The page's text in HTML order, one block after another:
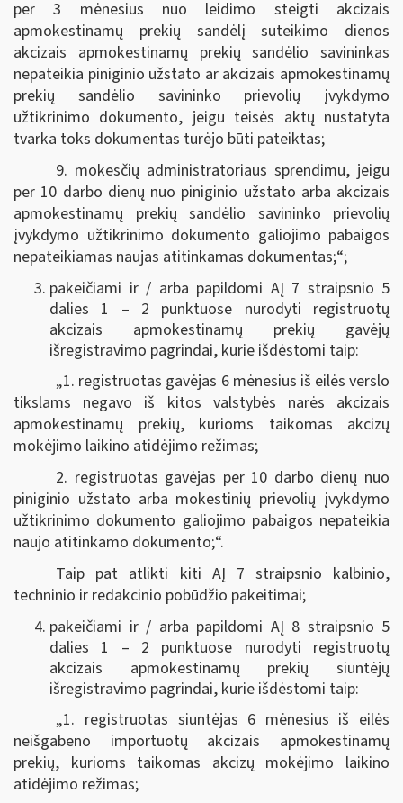
per 3 mėnesius nuo leidimo steigti akcizais
apmokestinamų prekių sandėlį suteikimo dienos
akcizais apmokestinamų prekių sandėlio savininkas
nepateikia piniginio užstato ar akcizais apmokestinamų
prekių sandėlio savininko prievolių įvykdymo
užtikrinimo dokumento, jeigu teisės aktų nustatyta
tvarka toks dokumentas turėjo būti pateiktas;
9. mokesčių administratoriaus sprendimu, jeigu
per 10 darbo dienų nuo piniginio užstato arba akcizais
apmokestinamų prekių sandėlio savininko prievolių
įvykdymo užtikrinimo dokumento galiojimo pabaigos
nepateikiamas naujas atitinkamas dokumentas;“;
pakeičiami ir / arba papildomi AĮ 7 straipsnio 5
dalies 1 – 2 punktuose nurodyti registruotų
akcizais apmokestinamų prekių gavėjų
išregistravimo pagrindai, kurie išdėstomi taip:
„1. registruotas gavėjas 6 mėnesius iš eilės verslo
tikslams negavo iš kitos valstybės narės akcizais
apmokestinamų prekių, kurioms taikomas akcizų
mokėjimo laikino atidėjimo režimas;
2. registruotas gavėjas per 10 darbo dienų nuo
piniginio užstato arba mokestinių prievolių įvykdymo
užtikrinimo dokumento galiojimo pabaigos nepateikia
naujo atitinkamo dokumento;“.
Taip pat atlikti kiti AĮ 7 straipsnio kalbinio,
techninio ir redakcinio pobūdžio pakeitimai;
pakeičiami ir / arba papildomi AĮ 8 straipsnio 5
dalies 1 – 2 punktuose nurodyti registruotų
akcizais apmokestinamų prekių siuntėjų
išregistravimo pagrindai, kurie išdėstomi taip:
„1. registruotas siuntėjas 6 mėnesius iš eilės
neišgabeno importuotų akcizais apmokestinamų
prekių, kurioms taikomas akcizų mokėjimo laikino
atidėjimo režimas;